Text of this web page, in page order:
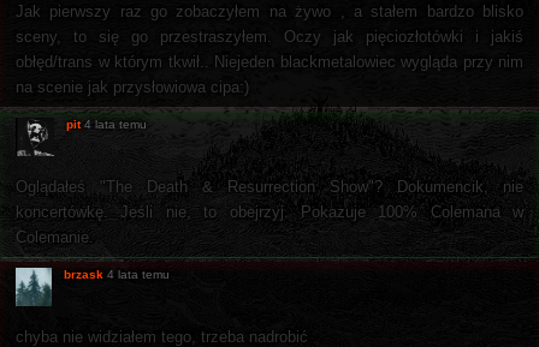
Jak pierwszy raz go zobaczyłem na żywo , a stałem bardzo blisko
sceny, to się go przestraszyłem. Oczy jak pięciozłotówki i jakiś
obłęd/trans w którym tkwił.. Niejeden blackmetalowiec wygląda przy nim
na scenie jak przysłowiowa cipa:)
pit 4 lata temu
Oglądałeś "The Death & Resurrection Show"? Dokumencik, nie
koncertówkę. Jeśli nie, to obejrzyj. Pokazuje 100% Colemana w
Colemanie.
brzask 4 lata temu
chyba nie widziałem tego, trzeba nadrobić